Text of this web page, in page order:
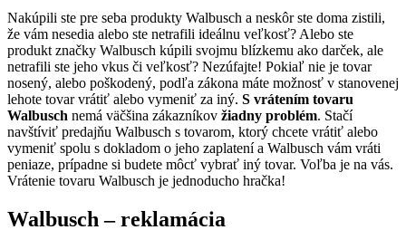
Nakúpili ste pre seba produkty Walbusch a neskôr ste doma zistili,
že vám nesedia alebo ste netrafili ideálnu veľkosť? Alebo ste
produkt značky Walbusch kúpili svojmu blízkemu ako darček, ale
netrafili ste jeho vkus či veľkosť? Nezúfajte! Pokiaľ nie je tovar
nosený, alebo poškodený, podľa zákona máte možnosť v stanovenej
lehote tovar vrátiť alebo vymeniť za iný. S vrátením tovaru
Walbusch nemá väčšina zákazníkov žiadny problém. Stačí
navštíviť predajňu Walbusch s tovarom, ktorý chcete vrátiť alebo
vymeniť spolu s dokladom o jeho zaplatení a Walbusch vám vráti
peniaze, prípadne si budete môcť vybrať iný tovar. Voľba je na vás.
Vrátenie tovaru Walbusch je jednoducho hračka!
Walbusch – reklamácia